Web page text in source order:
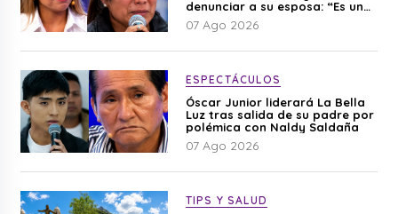
denunciar a su esposa: “Es una
difamación”
07 Ago 2026
ESPECTÁCULOS
Óscar Junior liderará La Bella
Luz tras salida de su padre por
polémica con Naldy Saldaña
07 Ago 2026
TIPS Y SALUD